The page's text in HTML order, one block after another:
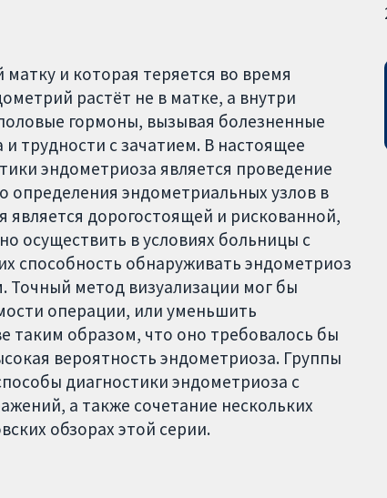
и которая теряется во время
растёт не в матке, а внутри
гормоны, вызывая болезненные
трудности с зачатием. В настоящее
эндометриоза является проведение
определения эндометриальных узлов в
дорогостоящей и рискованной,
осуществить в условиях больницы с
способность обнаруживать эндометриоз
метод визуализации мог бы
операции, или уменьшить
таким образом, что оно требовалось бы
вероятность эндометриоза. Группы
диагностики эндометриоза с
а также сочетание нескольких
обзорах этой серии.